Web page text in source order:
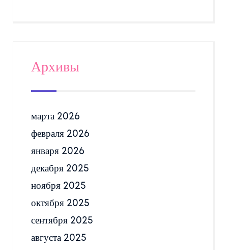
Архивы
марта 2026
февраля 2026
января 2026
декабря 2025
ноября 2025
октября 2025
сентября 2025
августа 2025